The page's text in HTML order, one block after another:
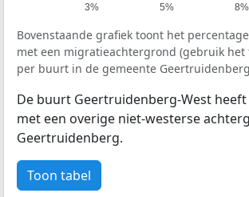
3% 5% 8%
Bovenstaande grafiek toont het
met een migratieachtergrond (gebruik
per buurt in de gemeente
De buurt Geertruidenberg-West
met een overige niet-westerse
Geertruidenberg.
Toon tabel